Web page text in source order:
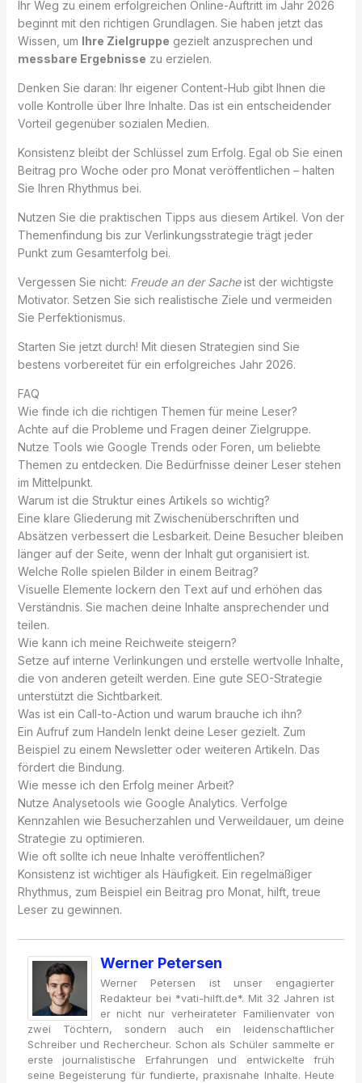
Ihr Weg zu einem erfolgreichen Online-Auftritt im Jahr 2026
beginnt mit den richtigen Grundlagen. Sie haben jetzt das
Wissen, um Ihre Zielgruppe gezielt anzusprechen und
messbare Ergebnisse zu erzielen.
Denken Sie daran: Ihr eigener Content-Hub gibt Ihnen die
volle Kontrolle über Ihre Inhalte. Das ist ein entscheidender
Vorteil gegenüber sozialen Medien.
Konsistenz bleibt der Schlüssel zum Erfolg. Egal ob Sie einen
Beitrag pro Woche oder pro Monat veröffentlichen – halten
Sie Ihren Rhythmus bei.
Nutzen Sie die praktischen Tipps aus diesem Artikel. Von der
Themenfindung bis zur Verlinkungsstrategie trägt jeder
Punkt zum Gesamterfolg bei.
Vergessen Sie nicht: Freude an der Sacheist der wichtigste
Motivator. Setzen Sie sich realistische Ziele und vermeiden
Sie Perfektionismus.
Starten Sie jetzt durch! Mit diesen Strategien sind Sie
bestens vorbereitet für ein erfolgreiches Jahr 2026.
FAQ
Wie finde ich die richtigen Themen für meine Leser?
Achte auf die Probleme und Fragen deiner Zielgruppe.
Nutze Tools wie Google Trends oder Foren, um beliebte
Themen zu entdecken. Die Bedürfnisse deiner Leser stehen
im Mittelpunkt.
Warum ist die Struktur eines Artikels so wichtig?
Eine klare Gliederung mit Zwischenüberschriften und
Absätzen verbessert die Lesbarkeit. Deine Besucher bleiben
länger auf der Seite, wenn der Inhalt gut organisiert ist.
Welche Rolle spielen Bilder in einem Beitrag?
Visuelle Elemente lockern den Text auf und erhöhen das
Verständnis. Sie machen deine Inhalte ansprechender und
teilen.
Wie kann ich meine Reichweite steigern?
Setze auf interne Verlinkungen und erstelle wertvolle Inhalte,
die von anderen geteilt werden. Eine gute SEO-Strategie
unterstützt die Sichtbarkeit.
Was ist ein Call-to-Action und warum brauche ich ihn?
Ein Aufruf zum Handeln lenkt deine Leser gezielt. Zum
Beispiel zu einem Newsletter oder weiteren Artikeln. Das
fördert die Bindung.
Wie messe ich den Erfolg meiner Arbeit?
Nutze Analysetools wie Google Analytics. Verfolge
Kennzahlen wie Besucherzahlen und Verweildauer, um deine
Strategie zu optimieren.
Wie oft sollte ich neue Inhalte veröffentlichen?
Konsistenz ist wichtiger als Häufigkeit. Ein regelmäßiger
Rhythmus, zum Beispiel ein Beitrag pro Monat, hilft, treue
Leser zu gewinnen.
Werner Petersen
Werner Petersen ist unser engagierter
Redakteur bei *vati-hilft.de*. Mit 32 Jahren ist
er nicht nur verheirateter Familienvater von
zwei Töchtern, sondern auch ein leidenschaftlicher
Schreiber und Rechercheur. Schon als Schüler sammelte er
erste journalistische Erfahrungen und entwickelte früh
seine Begeisterung für fundierte, praxisnahe Inhalte. Heute